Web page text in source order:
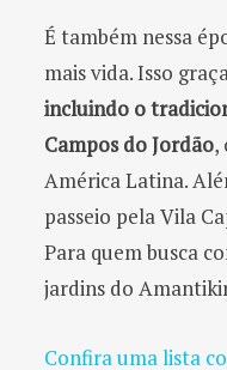
É também nessa
mais vida. Isso
incluindo o
Campos do Jordão,
América Latina.
passeio pela Vila
Para quem busca
jardins do
Confira uma lista